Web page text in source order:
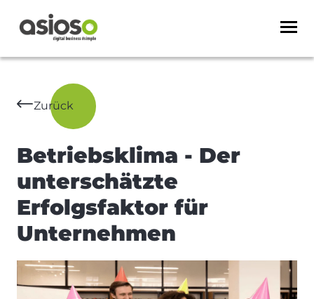
Zurück
Betriebsklima - Der
unterschätzte
Erfolgsfaktor für
Unternehmen